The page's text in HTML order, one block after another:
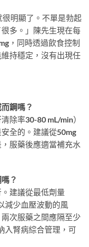
很明顯了。不單是勃起
多。」陳先生現在每
，同時透過飲食控制
持穩定，沒有出現任
鋼嗎？
除率30-80 mL/min）
全的。建議從50mg
服藥後應適當補充水
？
建議從最低劑量
減少血壓波動的風
次服藥之間應隔至少
入腎病綜合管理，可